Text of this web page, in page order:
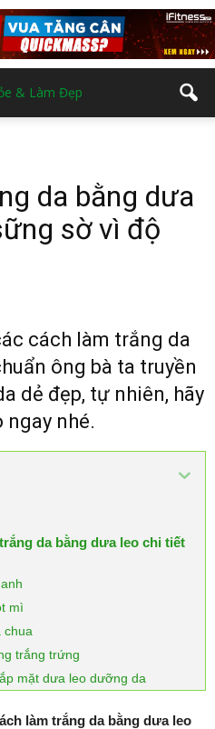
da bằng dưa
sờ vì độ
cách làm trắng da
ông bà ta truyền
dẻ đẹp, tự nhiên, hãy
ngay nhé.
da bằng dưa leo chi tiết
mì
chua
trắng trứng
mặt dưa leo dưỡng da
làm trắng da bằng dưa leo